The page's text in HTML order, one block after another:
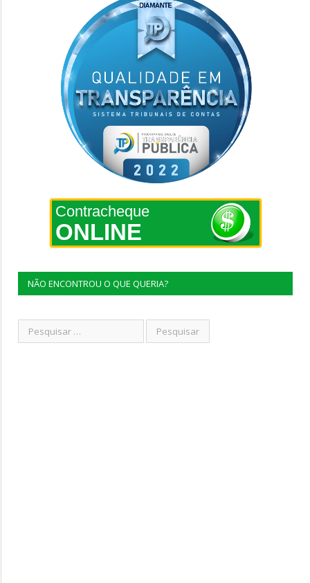
Contracheque
ONLINE
NÃO ENCONTROU O QUE QUERIA?